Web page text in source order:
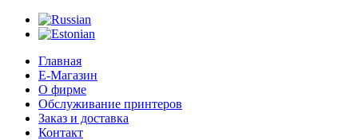
Главная
Е-Магазин
О фирме
Обслуживание принтеров
Заказ и доставка
Контакт